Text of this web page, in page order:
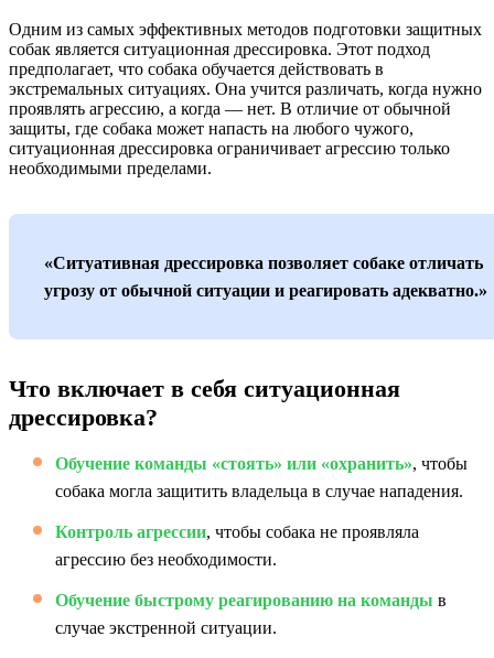
Одним из самых эффективных методов подготовки защитных
собак является ситуационная дрессировка. Этот подход
предполагает, что собака обучается действовать в
экстремальных ситуациях. Она учится различать, когда нужно
проявлять агрессию, а когда — нет. В отличие от обычной
защиты, где собака может напасть на любого чужого,
ситуационная дрессировка ограничивает агрессию только
необходимыми пределами.
«Ситуативная дрессировка позволяет собаке отличать
угрозу от обычной ситуации и реагировать адекватно.»
Что включает в себя ситуационная
дрессировка?
Обучение команды «стоять» или «охранить», чтобы
собака могла защитить владельца в случае нападения.
Контроль агрессии, чтобы собака не проявляла
агрессию без необходимости.
Обучение быстрому реагированию на команды в
случае экстренной ситуации.